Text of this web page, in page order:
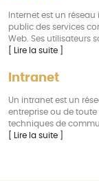
Internet est un
public des services
Web. Ses utilisateurs
[ Lire la suite ]
Intranet
Un intranet est un
entreprise ou de
techniques de
[ Lire la suite ]